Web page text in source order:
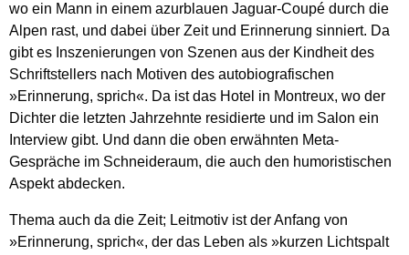
wo ein Mann in einem azurblauen Jaguar-Coupé durch die
Alpen rast, und dabei über Zeit und Erinnerung sinniert. Da
gibt es Inszenierungen von Szenen aus der Kindheit des
Schriftstellers nach Motiven des autobiografischen
»Erinnerung, sprich«. Da ist das Hotel in Montreux, wo der
Dichter die letzten Jahrzehnte residierte und im Salon ein
Interview gibt. Und dann die oben erwähnten Meta-
Gespräche im Schneideraum, die auch den humoristischen
Aspekt abdecken.
Thema auch da die Zeit; Leitmotiv ist der Anfang von
»Erinnerung, sprich«, der das Leben als »kurzen Lichtspalt